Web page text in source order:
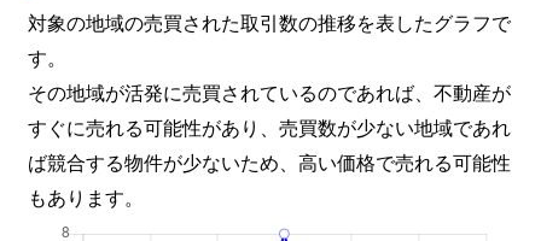
対象の地域の売買された取引数の推移を表したグラフで
す。
その地域が活発に売買されているのであれば、不動産が
すぐに売れる可能性があり、売買数が少ない地域であれ
ば競合する物件が少ないため、高い価格で売れる可能性
もあります。